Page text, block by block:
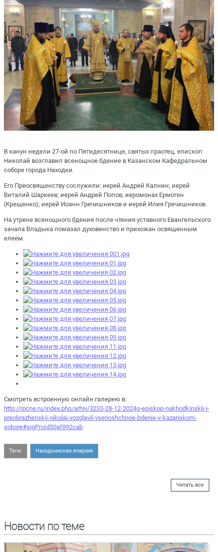
В канун недели 27-ой по Пятидесятнице, святых праотец, епископ
Николай возглавил всенощное бдение в Казанском Кафедральном
соборе города Находки.
Его Преосвященству сослужили: иерей Андрей Калнин; иерей
Виталий Шаркеев; иерей Андрей Попов; иеромонах Ермоген
(Крещенко); иерей Иоанн Гречишников и иерей Илия Гречишников.
На утрене всенощного бдения после чтения уставного Евангельского
зачала Владыка помазал духовенство и прихожан освященным
елеем.
Смотреть встроенную онлайн галерею в:
http://rpcne.ru/index.php/arhiv/3233-28-12-2024g-episkop-nakhodkinskij-i-
preobrazhenskij-nikolaj-vozglavil-vsenoshchnoe-bdenie-v-kazanskom-
sobore#sigProId50af892cab
Теги: Находкинская епархия
Читать все
Новости по теме